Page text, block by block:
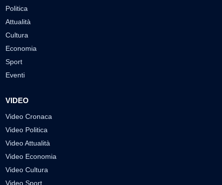
Politica
Attualità
Cultura
Economia
Sport
Eventi
VIDEO
Video Cronaca
Video Politica
Video Attualità
Video Economia
Video Cultura
Video Sport